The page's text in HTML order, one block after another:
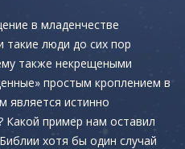
в младенчестве
такие люди до сих пор
также некрещеными
простым кроплением в
является истинно
Какой пример нам оставил
хотя бы один случай